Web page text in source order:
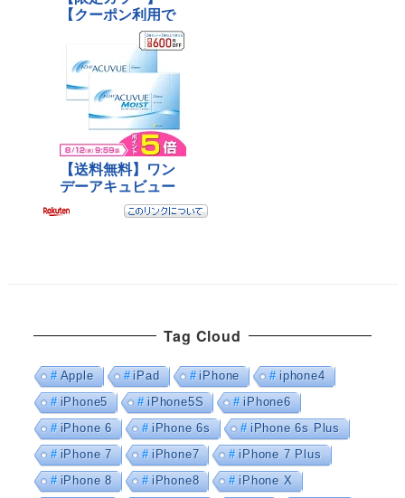
Tag Cloud
Apple iPad iPhone
iphone4
iPhone5
iPhone5S
iPhone6
iPhone 6
iPhone 6s
iPhone 6s Plus
iPhone 7
iPhone7
iPhone 7 Plus
iPhone 8
iPhone8
iPhone X